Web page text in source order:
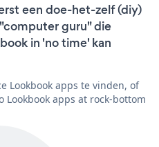
een doe-het-zelf (diy)
guru" die
in 'no time' kan
Lookbook apps te vinden, of
apps at rock-bottom